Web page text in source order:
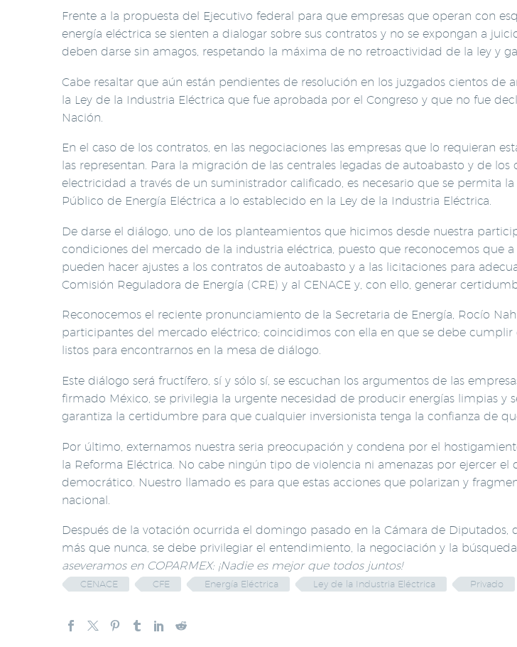
Frente a la propuesta del Ejecutivo federal para que empresas que operan con
energía eléctrica se sienten a dialogar sobre sus contratos y no se expongan a
deben darse sin amagos, respetando la máxima de no retroactividad de la ley y
Cabe resaltar que aún están pendientes de resolución en los juzgados cientos
la Ley de la Industria Eléctrica que fue aprobada por el Congreso y que no fue
Nación.
En el caso de los contratos, en las negociaciones las empresas que lo requieran
las representan. Para la migración de las centrales legadas de autoabasto y de
electricidad a través de un suministrador calificado, es necesario que se permita
Público de Energía Eléctrica a lo establecido en la Ley de la Industria Eléctrica.
De darse el diálogo, uno de los planteamientos que hicimos desde nuestra
condiciones del mercado de la industria eléctrica, puesto que reconocemos que
pueden hacer ajustes a los contratos de autoabasto y a las licitaciones para
Comisión Reguladora de Energía (CRE) y al CENACE y, con ello, generar
Reconocemos el reciente pronunciamiento de la Secretaria de Energía, Rocío
participantes del mercado eléctrico; coincidimos con ella en que se debe
listos para encontrarnos en la mesa de diálogo.
Este diálogo será fructífero, sí y sólo sí, se escuchan los argumentos de las
firmado México, se privilegia la urgente necesidad de producir energías limpias
garantiza la certidumbre para que cualquier inversionista tenga la confianza de
Por último, externamos nuestra seria preocupación y condena por el
la Reforma Eléctrica. No cabe ningún tipo de violencia ni amenazas por ejercer
democrático. Nuestro llamado es para que estas acciones que polarizan y
nacional.
Después de la votación ocurrida el domingo pasado en la Cámara de
más que nunca, se debe privilegiar el entendimiento, la negociación y la
aseveramos en COPARMEX: ¡Nadie es mejor que todos juntos!
CENACE CFE Energía Eléctrica Ley de la Industria Eléctrica Privado